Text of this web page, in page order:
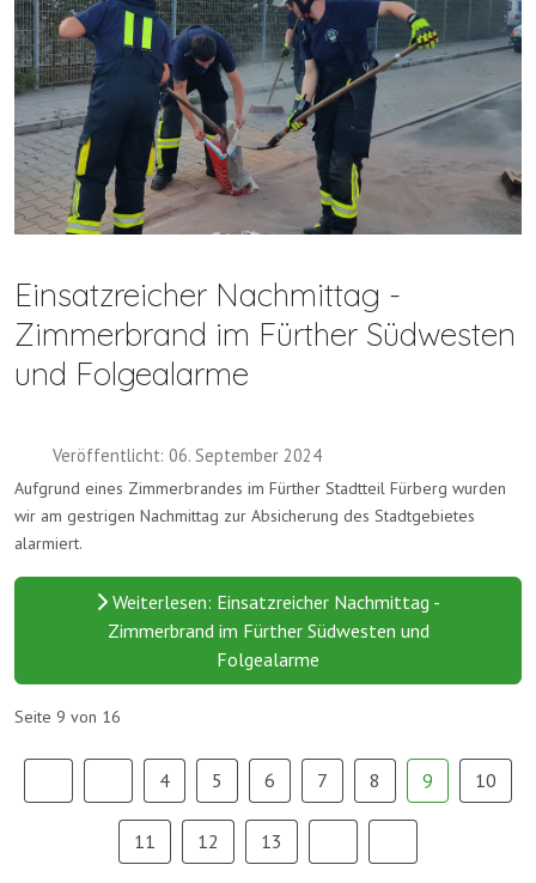
Einsatzreicher Nachmittag -
Zimmerbrand im Fürther Südwesten
und Folgealarme
Veröffentlicht: 06. September 2024
Aufgrund eines Zimmerbrandes im Fürther Stadtteil Fürberg wurden
wir am gestrigen Nachmittag zur Absicherung des Stadtgebietes
alarmiert.
Weiterlesen: Einsatzreicher Nachmittag -
Zimmerbrand im Fürther Südwesten und
Folgealarme
Seite 9 von 16
4 5 6 7 8 9 10
11 12 13